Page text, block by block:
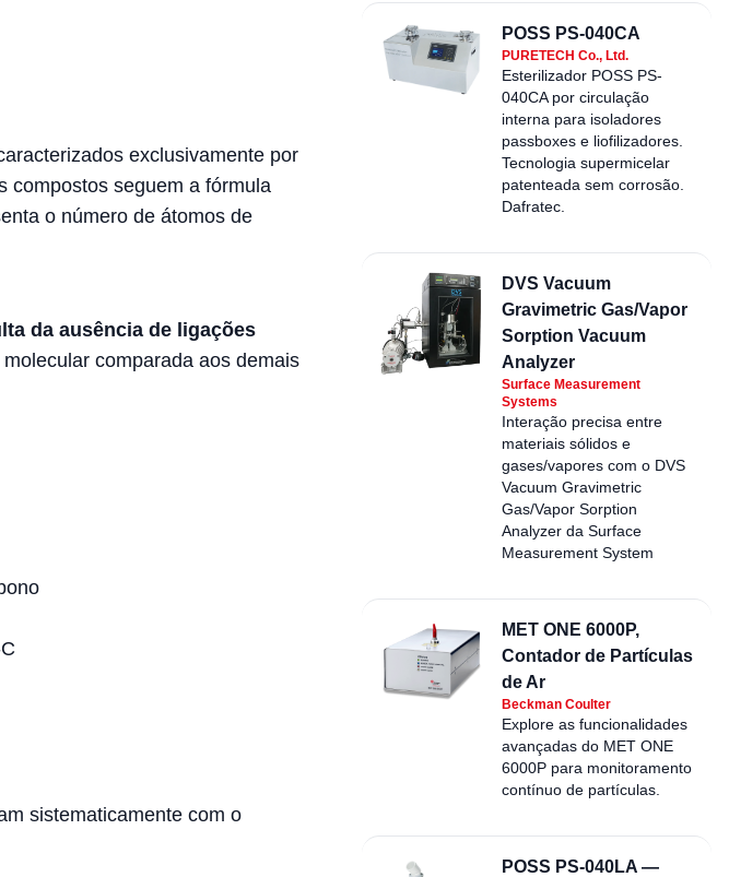
exclusivamente por
compostos seguem a fórmula
o número de átomos de
da ausência de ligações
comparada aos demais
sistematicamente com o
POSS PS-040CA
PURETECH Co., Ltd.
Esterilizador POSS PS-
040CA por circulação
interna para isoladores
passboxes e liofilizadores.
Tecnologia supermicelar
patenteada sem corrosão.
Dafratec.
DVS Vacuum
Gravimetric Gas/Vapor
Sorption Vacuum
Analyzer
Surface Measurement
Systems
Interação precisa entre
materiais sólidos e
gases/vapores com o DVS
Vacuum Gravimetric
Gas/Vapor Sorption
Analyzer da Surface
Measurement System
MET ONE 6000P,
Contador de Partículas
de Ar
Beckman Coulter
Explore as funcionalidades
avançadas do MET ONE
6000P para monitoramento
contínuo de partículas.
POSS PS-040LA —